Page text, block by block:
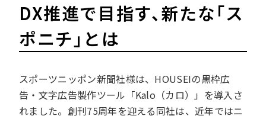
DX推進で目指す、新たな「ス
ポニチ」とは
スポーツニッポン新聞社様は、HOUSEIの黒枠広
告・文字広告製作ツール「Kalo（カロ）」を導入さ
れました。創刊75周年を迎える同社は、近年ではニ